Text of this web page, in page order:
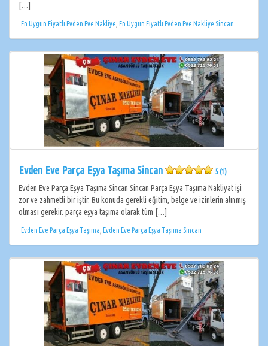
[…]
En Uygun Fiyatlı Evden Eve Nakliye En Uygun Fiyatlı Evden Eve Nakliye Sincan
Evden Eve Parça Eşya Taşıma Sincan 5 (1)
Evden Eve Parça Eşya Taşıma Sincan Sincan Parça Eşya Taşıma Nakliyat işi
zor ve zahmetli bir iştir. Bu konuda gerekli eğitim, belge ve izinlerin alınmış
olması gerekir. parça eşya taşıma olarak tüm […]
Evden Eve Parça Eşya Taşıma Evden Eve Parça Eşya Taşıma Sincan